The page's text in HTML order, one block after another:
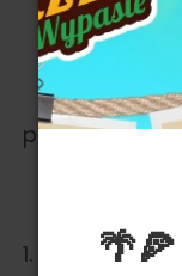
REGULAMIN
za
§ 1.
1. Regulamin